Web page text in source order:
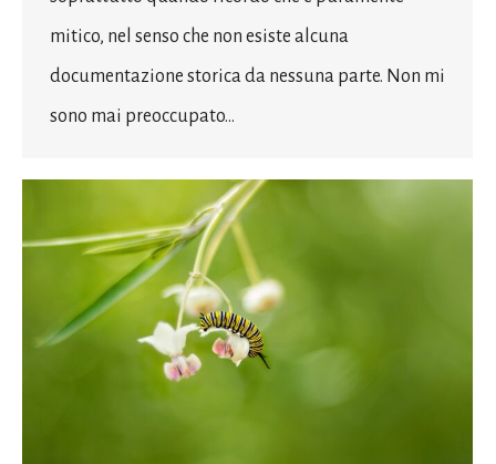
mitico, nel senso che non esiste alcuna
documentazione storica da nessuna parte. Non mi
sono mai preoccupato…